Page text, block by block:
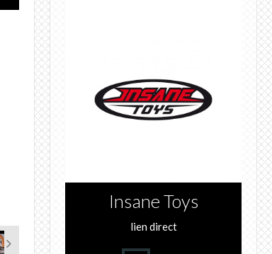
Toys
direct
WATTS
lien direct